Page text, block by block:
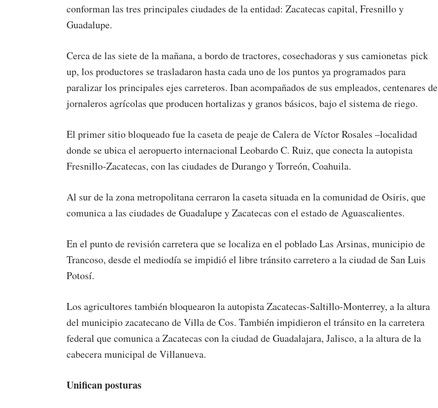
conforman las tres principales ciudades de la entidad: Zacatecas capital, Fresnillo y
Guadalupe.
Cerca de las siete de la mañana, a bordo de tractores, cosechadoras y sus camionetas pick
up, los productores se trasladaron hasta cada uno de los puntos ya programados para
paralizar los principales ejes carreteros. Iban acompañados de sus empleados, centenares de
jornaleros agrícolas que producen hortalizas y granos básicos, bajo el sistema de riego.
El primer sitio bloqueado fue la caseta de peaje de Calera de Víctor Rosales –localidad
donde se ubica el aeropuerto internacional Leobardo C. Ruiz, que conecta la autopista
Fresnillo-Zacatecas, con las ciudades de Durango y Torreón, Coahuila.
Al sur de la zona metropolitana cerraron la caseta situada en la comunidad de Osiris, que
comunica a las ciudades de Guadalupe y Zacatecas con el estado de Aguascalientes.
En el punto de revisión carretera que se localiza en el poblado Las Arsinas, municipio de
Trancoso, desde el mediodía se impidió el libre tránsito carretero a la ciudad de San Luis
Potosí.
Los agricultores también bloquearon la autopista Zacatecas-Saltillo-Monterrey, a la altura
del municipio zacatecano de Villa de Cos. También impidieron el tránsito en la carretera
federal que comunica a Zacatecas con la ciudad de Guadalajara, Jalisco, a la altura de la
cabecera municipal de Villanueva.
Unifican posturas